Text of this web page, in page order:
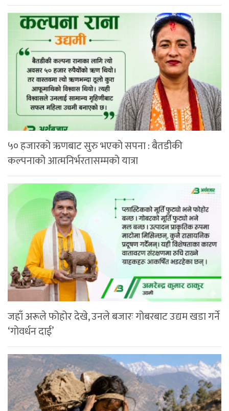
५० हजारको ऋणबाट सुरु भएको सपना : बैतडीकी
कल्पनाको आत्मनिर्भरतासम्मको यात्रा
जहाँ अरूले फोहोर देखे, उनले बजारः गोबरबाट उद्यम खडा गर्ने
‘गोवर्धन दाई’